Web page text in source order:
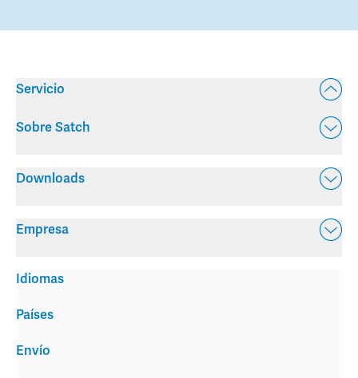
Servicio
Sobre Satch
Downloads
Empresa
Envío
Idiomas
Países